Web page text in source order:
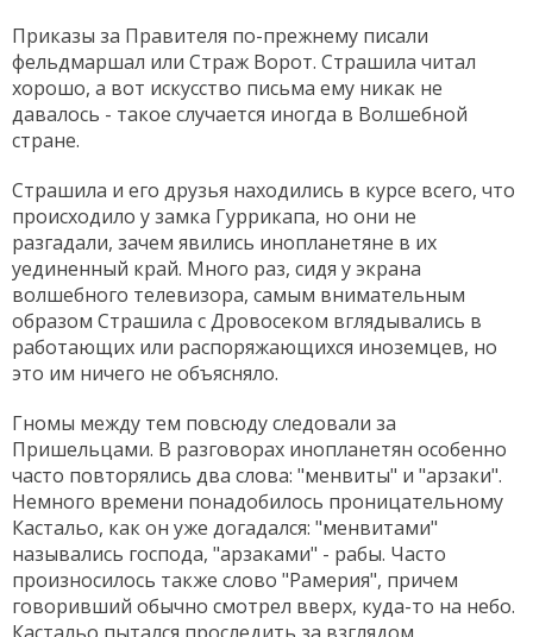
Приказы за Правителя по-прежнему писали
фельдмаршал или Страж Ворот. Страшила читал
хорошо, а вот искусство письма ему никак не
давалось - такое случается иногда в Волшебной
стране.
Страшила и его друзья находились в курсе всего, что
происходило у замка Гуррикапа, но они не
разгадали, зачем явились инопланетяне в их
уединенный край. Много раз, сидя у экрана
волшебного телевизора, самым внимательным
образом Страшила с Дровосеком вглядывались в
работающих или распоряжающихся иноземцев, но
это им ничего не объясняло.
Гномы между тем повсюду следовали за
Пришельцами. В разговорах инопланетян особенно
часто повторялись два слова: "менвиты" и "арзаки".
Немного времени понадобилось проницательному
Кастальо, как он уже догадался: "менвитами"
назывались господа, "арзаками" - рабы. Часто
произносилось также слово "Рамерия", причем
говоривший обычно смотрел вверх, куда-то на небо.